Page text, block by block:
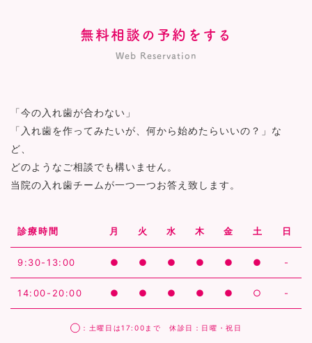
無料相談の予約をする
Web Reservation
「今の入れ歯が合わない」
「入れ歯を作ってみたいが、何から始めたらいいの？」な
ど、
どのようなご相談でも構いません。
当院の入れ歯チームが一つ一つお答え致します。
診療時間 月 火 水 木 金 土 日
9:30-13:00 ● ● ● ● ● ● -
14:00-20:00 ● ● ● ● ● ○ -
◯：土曜日は17:00まで 休診日：日曜・祝日